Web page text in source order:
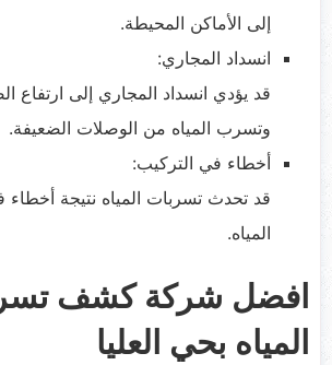
إلى الأماكن المحيطة.
انسداد المجاري:
قد يؤدي انسداد المجاري إلى ارتفاع
وتسرب المياه من الوصلات الضعيفة.
أخطاء في التركيب:
قد تحدث تسربات المياه نتيجة
المياه.
افضل شركة كشف
المياه بحي العليا